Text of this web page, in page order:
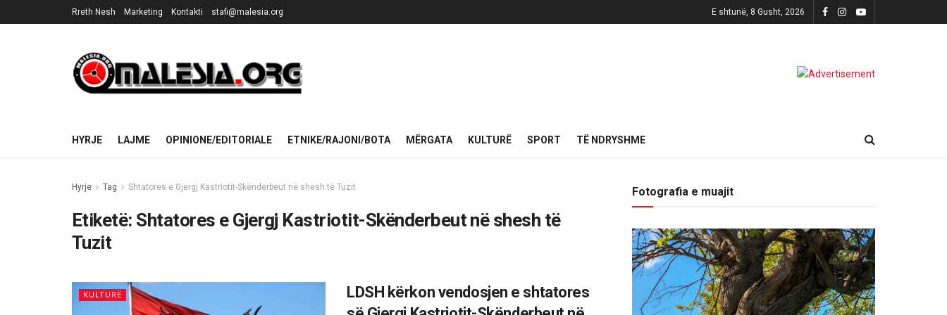
Rreth Nesh Marketing Kontakti stafi@malesia.org E shtunë, 8 Gusht, 2026
HYRJE LAJME OPINIONE/EDITORIALE ETNIKE/RAJONI/BOTA MËRGATA KULTURË SPORT TË NDRYSHME
Hyrje Tag Shtatores e Gjergj Kastriotit-Skënderbeut në shesh të Tuzit
Etiketë: Shtatores e Gjergj Kastriotit-Skënderbeut në shesh të
Tuzit
KULTURË
LDSH kërkon vendosjen e shtatores
Fotografia e muajit